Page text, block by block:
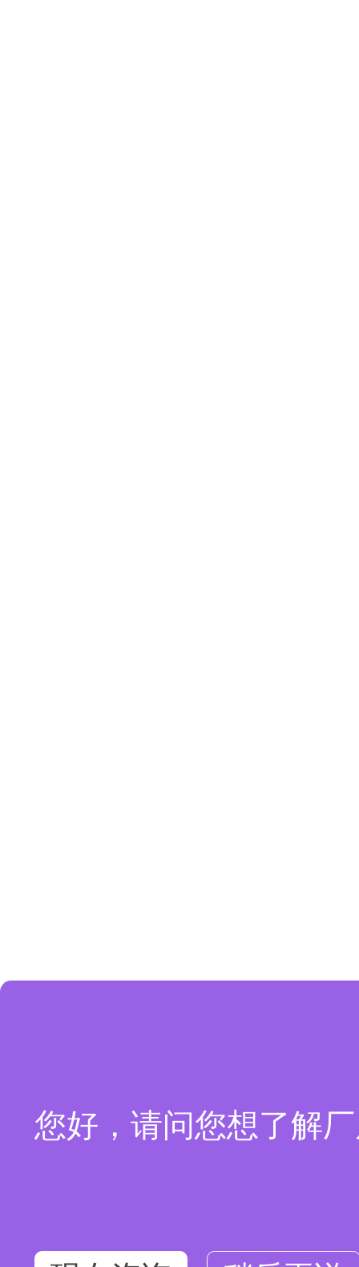
您好，请问您想了解